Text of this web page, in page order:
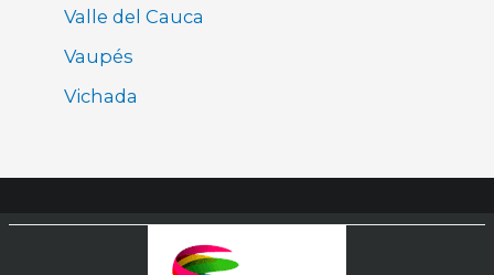
Valle del Cauca
Vaupés
Vichada